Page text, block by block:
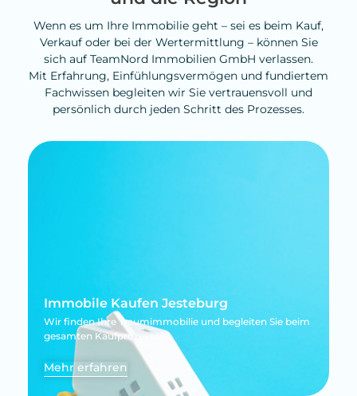
Wenn es um Ihre Immobilie geht – sei es beim Kauf,
Verkauf oder bei der Wertermittlung – können Sie
sich auf TeamNord Immobilien GmbH verlassen.
Mit Erfahrung, Einfühlungsvermögen und fundiertem
Fachwissen begleiten wir Sie vertrauensvoll und
persönlich durch jeden Schritt des Prozesses.
Immobile Kaufen Jesteburg
Wir finden Ihre Traumimmobilie und begleiten Sie beim
gesamten Kaufprozess.
Mehr erfahren